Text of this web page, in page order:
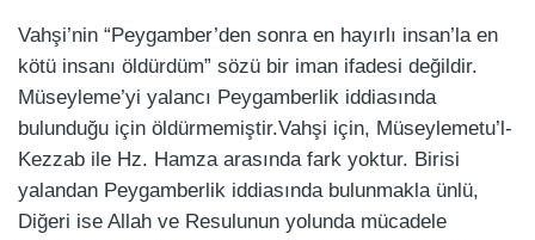
Vahşi’nin “Peygamber’den sonra en hayırlı insan’la en
kötü insanı öldürdüm” sözü bir iman ifadesi değildir.
Müseyleme’yi yalancı Peygamberlik iddiasında
bulunduğu için öldürmemiştir.Vahşi için, Müseylemetu’l-
Kezzab ile Hz. Hamza arasında fark yoktur. Birisi
yalandan Peygamberlik iddiasında bulunmakla ünlü,
Diğeri ise Allah ve Resulunun yolunda mücadele